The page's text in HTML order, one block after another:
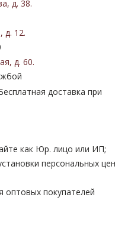
, д. 38.
, д. 12.
, д. 60.
доставка при
как Юр. лицо или ИП;
персональных цен
оптовых покупателей